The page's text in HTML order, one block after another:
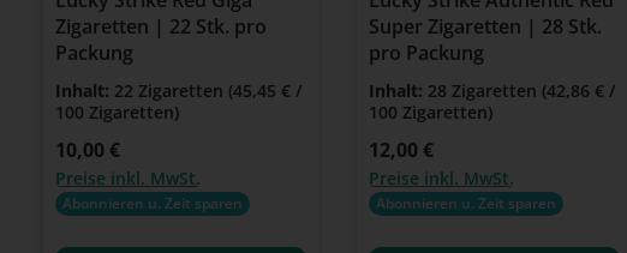
Zigaretten | 22 Stk. pro
Packung
Inhalt: 22 Zigaretten (45,45 € /
100 Zigaretten)
Regulärer Preis:
10,00 €
Preise inkl. MwSt.
Abonnieren u. Zeit sparen
Super Zigaretten | 28 Stk.
pro Packung
Inhalt: 28 Zigaretten (42,86 € /
100 Zigaretten)
Regulärer Preis:
12,00 €
Preise inkl. MwSt.
Abonnieren u. Zeit sparen